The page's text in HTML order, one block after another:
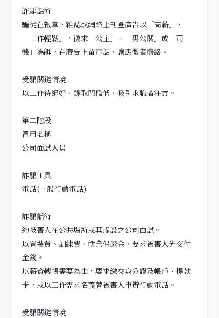
詐騙話術
騙徒在報章、雜誌或網路上刊登廣告以「高薪」、
「工作輕鬆」，徵求「公主」、「男公關」或「司
機」為餌，在廣告上留電話，讓應徵者聯絡。
受騙關鍵情境
以工作待遇好、錄取門檻低，吸引求職者注意。
第二階段
冒用名稱
公司面試人員
詐騙工具
電話(ㄧ般行動電話)
詐騙話術
約被害人在公共場所或其虛設之公司面試。
以置裝費、訓練費、就業保證金，要求被害人先交付
金錢。
以薪資轉帳需要為由，要求繳交身分證及帳戶、提款
卡，或以工作需求名義替被害人申辦行動電話。
受騙關鍵情境